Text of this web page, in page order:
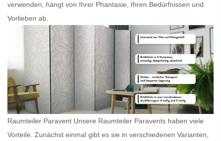
verwenden, hängt von Ihrer Phantasie, Ihren Bedürfnissen und
Vorlieben ab.
Raumteiler Paravent Unsere Raumteiler Paravents haben viele
Vorteile. Zunächst einmal gibt es sie in verschiedenen Varianten,